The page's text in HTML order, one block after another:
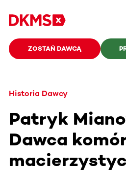
ZOSTAŃ DAWCĄ
Historia Dawcy
Patryk
Dawca